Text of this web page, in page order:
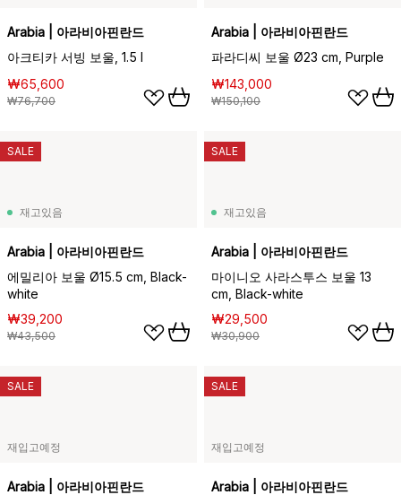
Arabia | 아라비아핀란드
아크티카 서빙 보울, 1.5 l
₩65,600
₩76,700
Arabia | 아라비아핀란드
파라디씨 보울 Ø23 cm, Purple
₩143,000
₩150,100
재고있음
Arabia | 아라비아핀란드
에밀리아 보울 Ø15.5 cm, Black-
white
₩39,200
₩43,500
SALE
재고있음
Arabia | 아라비아핀란드
마이니오 사라스투스 보울 13
cm, Black-white
₩29,500
₩30,900
SALE
재입고예정
Arabia | 아라비아핀란드
SALE
재입고예정
Arabia | 아라비아핀란드
SALE